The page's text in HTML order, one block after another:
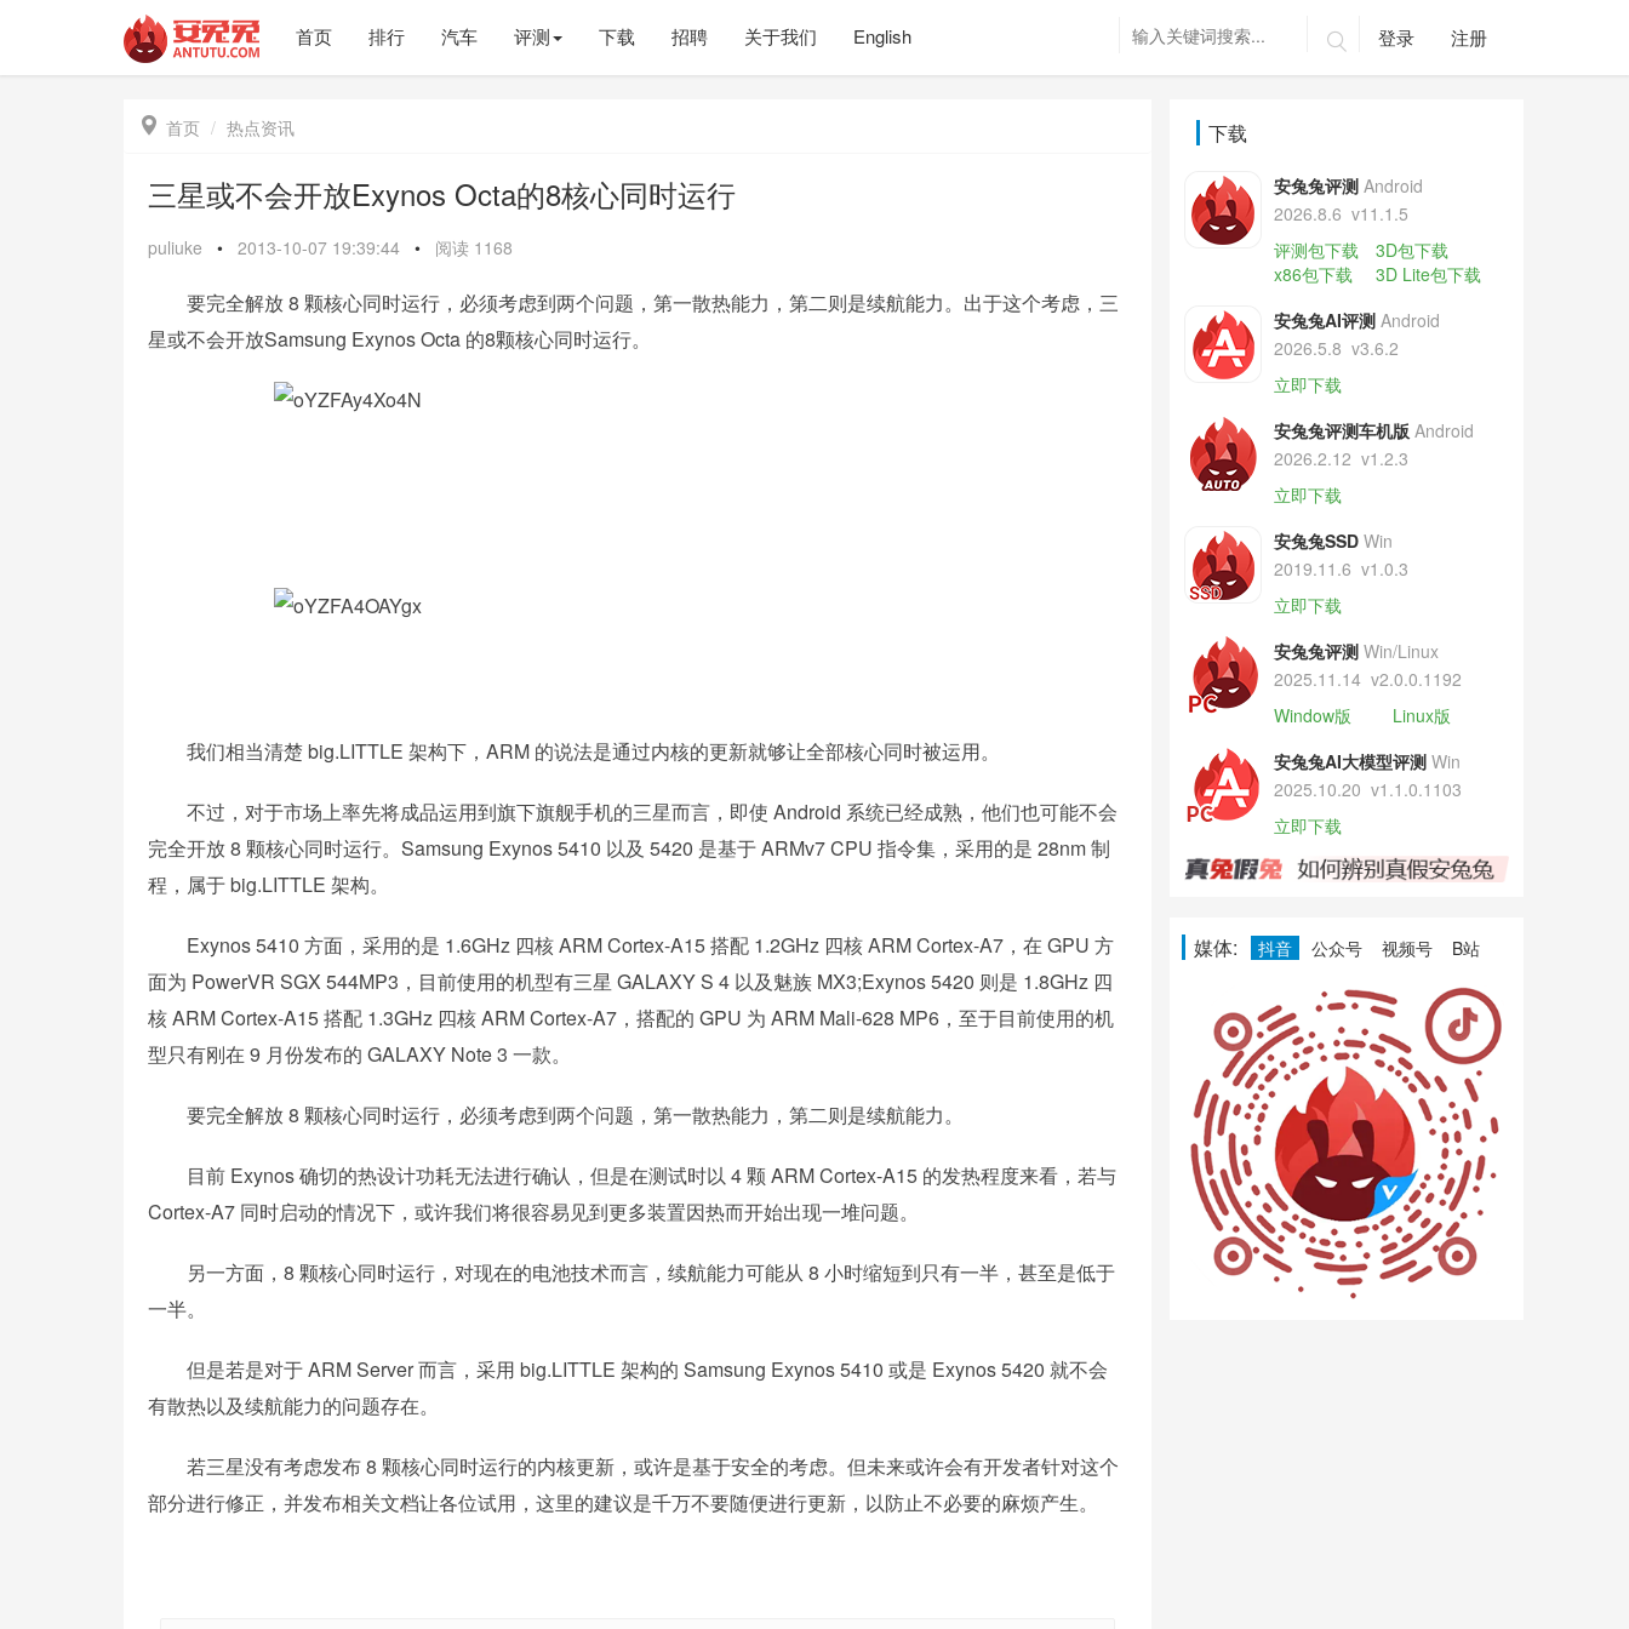
首页 排行 汽车 评测 下载 招聘 关于我们 English  登录 注册
 首页 热点资讯
三星或不会开放Exynos Octa的8核心同时运行
puliuke • 2013-10-07 19:39:44 • 阅读 1168
要完全解放 8 颗核心同时运行，必须考虑到两个问题，第一散热能力，第二则是续航能力。出于这个考虑，三
星或不会开放Samsung Exynos Octa 的8颗核心同时运行。
我们相当清楚 big.LITTLE 架构下，ARM 的说法是通过内核的更新就够让全部核心同时被运用。
不过，对于市场上率先将成品运用到旗下旗舰手机的三星而言，即使 Android 系统已经成熟，他们也可能不会
完全开放 8 颗核心同时运行。Samsung Exynos 5410 以及 5420 是基于 ARMv7 CPU 指令集，采用的是 28nm 制
程，属于 big.LITTLE 架构。
Exynos 5410 方面，采用的是 1.6GHz 四核 ARM Cortex-A15 搭配 1.2GHz 四核 ARM Cortex-A7，在 GPU 方
面为 PowerVR SGX 544MP3，目前使用的机型有三星 GALAXY S 4 以及魅族 MX3;Exynos 5420 则是 1.8GHz 四
核 ARM Cortex-A15 搭配 1.3GHz 四核 ARM Cortex-A7，搭配的 GPU 为 ARM Mali-628 MP6，至于目前使用的机
型只有刚在 9 月份发布的 GALAXY Note 3 一款。
要完全解放 8 颗核心同时运行，必须考虑到两个问题，第一散热能力，第二则是续航能力。
目前 Exynos 确切的热设计功耗无法进行确认，但是在测试时以 4 颗 ARM Cortex-A15 的发热程度来看，若与
Cortex-A7 同时启动的情况下，或许我们将很容易见到更多装置因热而开始出现一堆问题。
另一方面，8 颗核心同时运行，对现在的电池技术而言，续航能力可能从 8 小时缩短到只有一半，甚至是低于
一半。
但是若是对于 ARM Server 而言，采用 big.LITTLE 架构的 Samsung Exynos 5410 或是 Exynos 5420 就不会
有散热以及续航能力的问题存在。
若三星没有考虑发布 8 颗核心同时运行的内核更新，或许是基于安全的考虑。但未来或许会有开发者针对这个
部分进行修正，并发布相关文档让各位试用，这里的建议是千万不要随便进行更新，以防止不必要的麻烦产生。
下载
安兔兔评测 Android
2026.8.6 v11.1.5
评测包下载
3D包下载
x86包下载
3D Lite包下载
安兔兔AI评测 Android
2026.5.8 v3.6.2
立即下载
安兔兔评测车机版 Android
2026.2.12 v1.2.3
立即下载
安兔兔SSD Win
2019.11.6 v1.0.3
立即下载
安兔兔评测 Win/Linux
2025.11.14 v2.0.0.1192
Window版
Linux版
安兔兔AI大模型评测 Win
2025.10.20 v1.1.0.1103
立即下载
媒体: 抖音 公众号 视频号 B站